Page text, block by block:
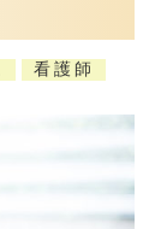
看護師